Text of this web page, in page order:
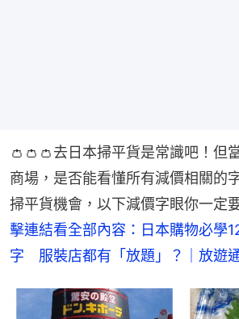
👛👛👛去日本掃平貨是常識吧！但
商場，是否能看懂所有減價相關的
掃平貨機會，以下減價字眼你一
擊連結看全部內容：日本購物必學
字　服裝店都有「放題」？｜放遊